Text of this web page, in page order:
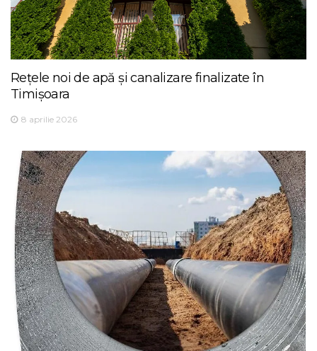
Rețele noi de apă și canalizare finalizate în
Timișoara
8 aprilie 2026